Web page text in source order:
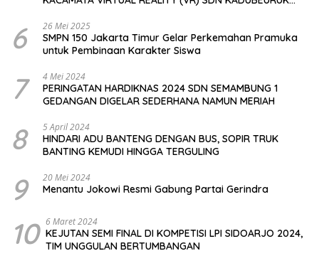
6 26 Mei 2025
SMPN 150 Jakarta Timur Gelar Perkemahan Pramuka
untuk Pembinaan Karakter Siswa
7 4 Mei 2024
PERINGATAN HARDIKNAS 2024 SDN SEMAMBUNG 1
GEDANGAN DIGELAR SEDERHANA NAMUN MERIAH
8 5 April 2024
HINDARI ADU BANTENG DENGAN BUS, SOPIR TRUK
BANTING KEMUDI HINGGA TERGULING
9 20 Mei 2024
Menantu Jokowi Resmi Gabung Partai Gerindra
10 6 Maret 2024
KEJUTAN SEMI FINAL DI KOMPETISI LPI SIDOARJO 2024,
TIM UNGGULAN BERTUMBANGAN